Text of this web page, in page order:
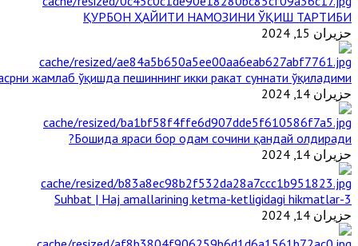
ҚУРБОН ҲАЙИТИ НАМОЗИНИ ЎҚИШ ТАРТИБИ
حزيران 15, 2024
жамлаб ўқишда пешиннинг икки ракат суннати ўқиладими?
حزيران 14, 2024
Бошида яраси бор одам сочини қандай олдиради?
حزيران 14, 2024
3-Suhbat | Haj amallarining ketma-ketligidagi hikmatlar
حزيران 14, 2024